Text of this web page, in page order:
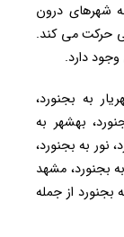
شهرهای درون
حرکت می کند.
دارد.
به بجنورد،
بهشهر به
نور به بجنورد،
بجنورد، مشهد
بجنورد از جمله